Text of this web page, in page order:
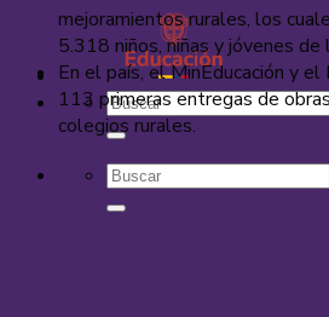
mejoramientos rurales, los
5.318 niños, niñas y jóvenes de
En el país, el MinEducación y
113 primeras entregas de
colegios rurales.